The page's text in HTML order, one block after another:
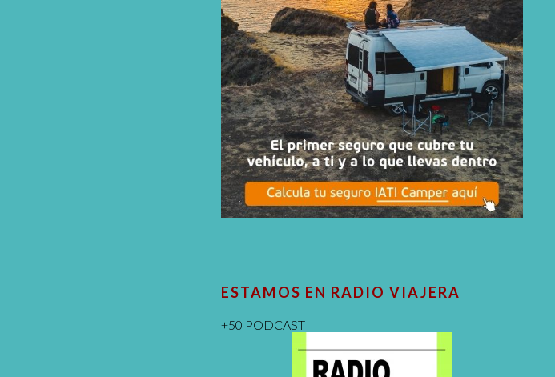
ESTAMOS EN RADIO VIAJERA
+50 PODCAST